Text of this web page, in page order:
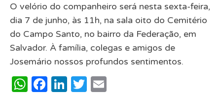
O velório do companheiro será nesta sexta-feira,
dia 7 de junho, às 11h, na sala oito do Cemitério
do Campo Santo, no bairro da Federação, em
Salvador. À família, colegas e amigos de
Josemário nossos profundos sentimentos.
WhatsApp
Facebook
LinkedIn
Twitter